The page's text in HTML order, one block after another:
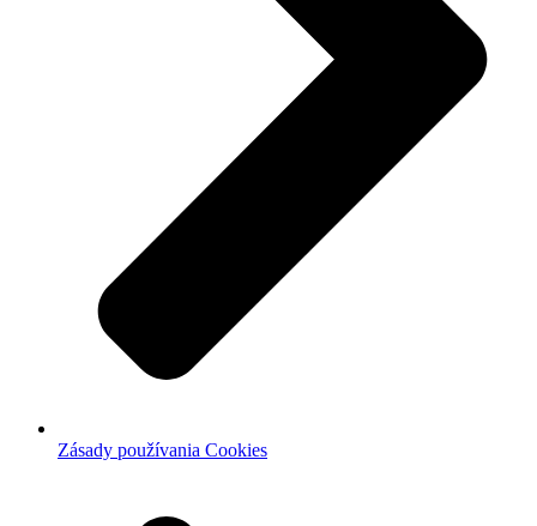
Zásady používania Cookies